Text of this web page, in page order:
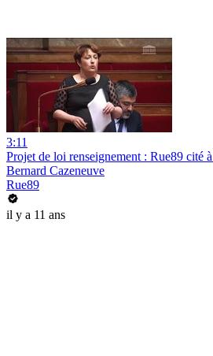
3:11
Projet de loi renseignement : Rue89 cité
Bernard Cazeneuve
Rue89
il y a 11 ans